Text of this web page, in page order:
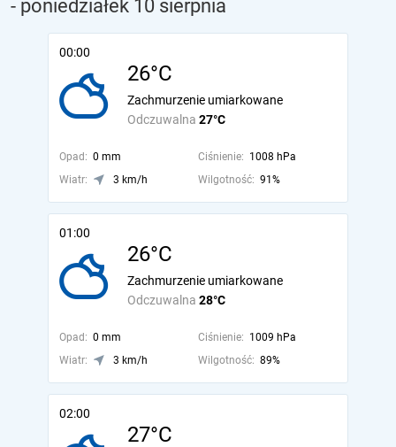
- poniedziałek 10 sierpnia
00:00
26°C
Odczuwalna 27°C
Zachmurzenie umiarkowane
Opad: 0 mm Ciśnienie: 1008 hPa
Wiatr:
3 km/h Wilgotność: 91%
01:00
26°C
Odczuwalna 28°C
Zachmurzenie umiarkowane
Opad: 0 mm Ciśnienie: 1009 hPa
Wiatr:
3 km/h Wilgotność: 89%
02:00
27°C